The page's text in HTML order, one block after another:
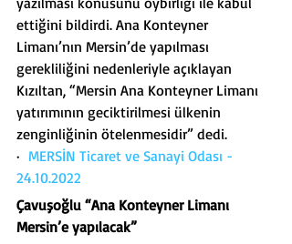
ettiğini bildirdi. Ana Konteyner
Limanı’nın Mersin’de yapılması
gerekliliğini nedenleriyle açıklayan
Kızıltan, “Mersin Ana Konteyner Limanı
yatırımının geciktirilmesi ülkenin
zenginliğinin ötelenmesidir” dedi.
· MERSİN Ticaret ve Sanayi Odası -
24.10.2022
Çavuşoğlu “Ana Konteyner Limanı
Mersin’e yapılacak”